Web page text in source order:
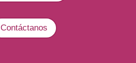
Contáctanos